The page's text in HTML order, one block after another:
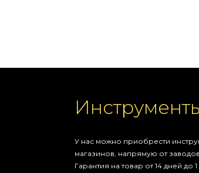
У нас можно приобрести
магазинов, напрямую от
Гарантия на товар от 14 дней